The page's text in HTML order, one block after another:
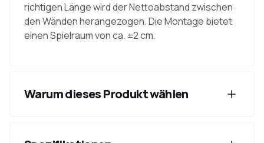
richtigen Länge wird der Nettoabstand zwischen
den Wänden herangezogen. Die Montage bietet
einen Spielraum von ca. ±2 cm.
Warum dieses Produkt wählen